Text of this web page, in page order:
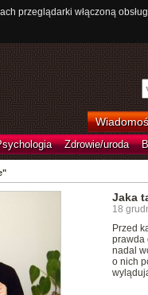
przeglądarki włączoną
Zdrowie/uroda
Jaka
18
Przed
prawda
nadal
o nich